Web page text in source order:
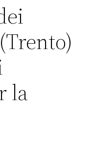
la